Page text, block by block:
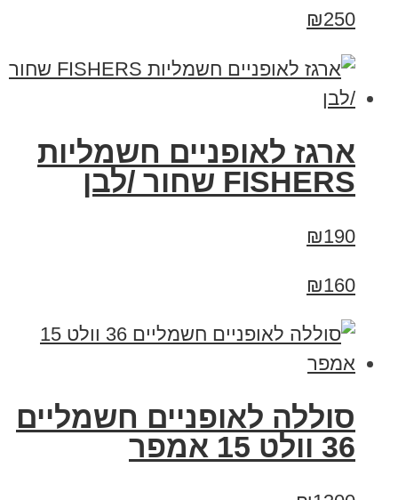
₪250
ארגז לאופניים חשמליות
FISHERS שחור /לבן
₪190
₪160
סוללה לאופניים חשמליים
36 וולט 15 אמפר